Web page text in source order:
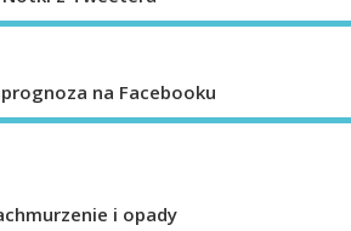
na Facebooku
i opady